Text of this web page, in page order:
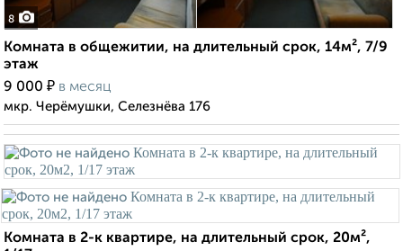
8
Комната в общежитии, на длительный срок, 14м², 7/9
этаж
9 000 ₽ в месяц
мкр. Черёмушки, Селезнёва 176
Комната в 2-к квартире, на длительный срок, 20м²,